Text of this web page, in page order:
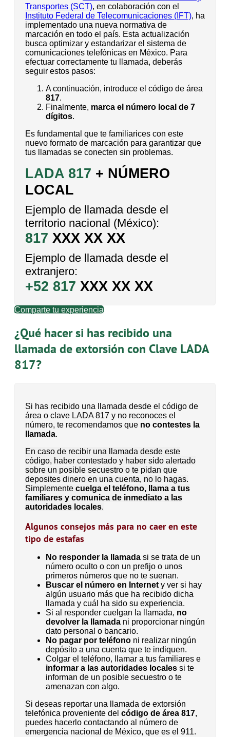
Transportes (SCT), en colaboración con el
Instituto Federal de Telecomunicaciones (IFT), ha
implementado una nueva normativa de
marcación en todo el país. Esta actualización
busca optimizar y estandarizar el sistema de
comunicaciones telefónicas en México. Para
efectuar correctamente tu llamada, deberás
seguir estos pasos:
A continuación, introduce el código de área
817.
Finalmente, marca el número local de 7
dígitos.
Es fundamental que te familiarices con este
nuevo formato de marcación para garantizar que
tus llamadas se conecten sin problemas.
LADA 817 + NÚMERO
LOCAL
Ejemplo de llamada desde el
territorio nacional (México):
817 XXX XX XX
Ejemplo de llamada desde el
extranjero:
+52 817 XXX XX XX
Comparte tu experiencia
¿Qué hacer si has recibido una
llamada de extorsión con Clave LADA
817?
Si has recibido una llamada desde el código de
área o clave LADA 817 y no reconoces el
número, te recomendamos que no contestes la
llamada.
En caso de recibir una llamada desde este
código, haber contestado y haber sido alertado
sobre un posible secuestro o te pidan que
deposites dinero en una cuenta, no lo hagas.
Simplemente cuelga el teléfono, llama a tus
familiares y comunica de inmediato a las
autoridades locales.
Algunos consejos más para no caer en este
tipo de estafas
No responder la llamada si se trata de un
número oculto o con un prefijo o unos
primeros números que no te suenan.
Buscar el número en Internet y ver si hay
algún usuario más que ha recibido dicha
llamada y cuál ha sido su experiencia.
Si al responder cuelgan la llamada, no
devolver la llamada ni proporcionar ningún
dato personal o bancario.
No pagar por teléfono ni realizar ningún
depósito a una cuenta que te indiquen.
Colgar el teléfono, llamar a tus familiares e
informar a las autoridades locales si te
informan de un posible secuestro o te
amenazan con algo.
Si deseas reportar una llamada de extorsión
telefónica proveniente del código de área 817,
puedes hacerlo contactando al número de
emergencia nacional de México, que es el 911.